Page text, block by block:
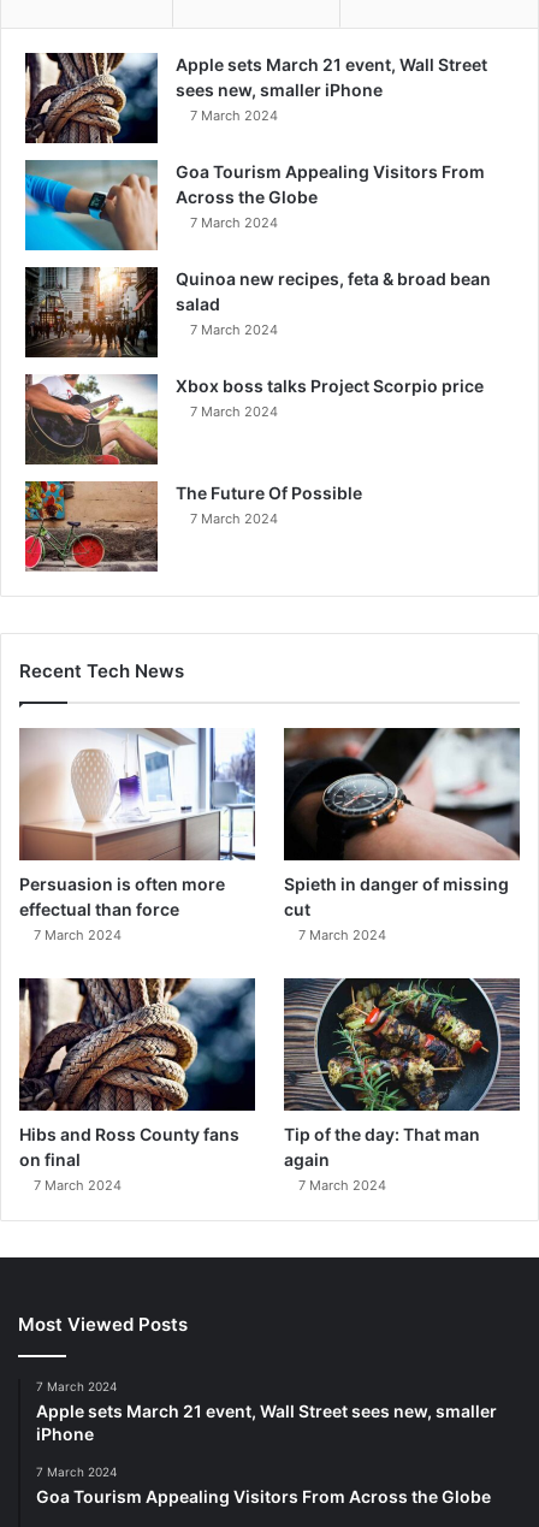
Apple sets March 21 event, Wall Street
sees new, smaller iPhone
7 March 2024
Goa Tourism Appealing Visitors From
Across the Globe
7 March 2024
Quinoa new recipes, feta & broad bean
salad
7 March 2024
Xbox boss talks Project Scorpio price
7 March 2024
The Future Of Possible
7 March 2024
Recent Tech News
Persuasion is often more
effectual than force
7 March 2024
Spieth in danger of missing
cut
7 March 2024
Hibs and Ross County fans
on final
7 March 2024
Tip of the day: That man
again
7 March 2024
Most Viewed Posts
7 March 2024
Apple sets March 21 event, Wall Street sees new, smaller
iPhone
7 March 2024
Goa Tourism Appealing Visitors From Across the Globe